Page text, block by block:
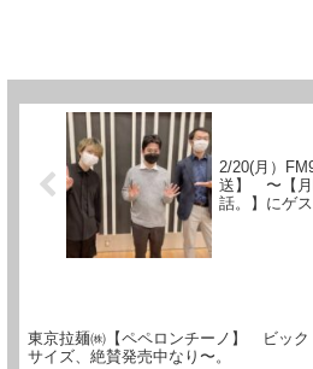
2/20(月）
送】 〜【月
話。】にゲ
東京拉麺㈱【ペペロンチーノ】 ビック
サイズ、絶賛発売中なり〜。